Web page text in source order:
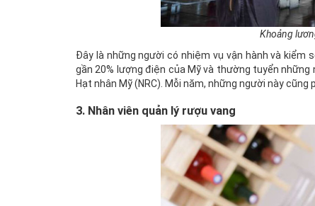
Khoảng
Đây là những người có nhiệm vụ vận hành và kiểm
gần 20% lượng điện của Mỹ và thường tuyển
Hạt nhân Mỹ (NRC). Mỗi năm, những người này
3. Nhân viên quản lý rượu vang